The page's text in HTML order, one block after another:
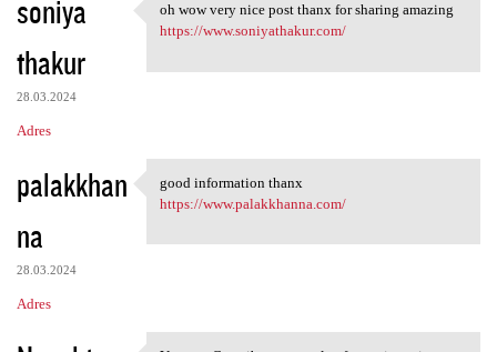
soniya
thakur
28.03.2024
Adres
oh wow very nice post thanx
oh wow very nice post thanx for sharing amazing
https://www.soniyathakur.com/
palakkhan
na
28.03.2024
Adres
good information thanx
good information thanx
https://www.palakkhanna.com/